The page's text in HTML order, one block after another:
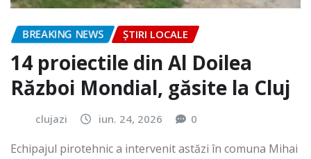
BREAKING NEWS ȘTIRI LOCALE
14 proiectile din Al Doilea
Război Mondial, găsite la Cluj
clujazi iun. 24, 2026 0
Echipajul pirotehnic a intervenit astăzi în comuna Mihai